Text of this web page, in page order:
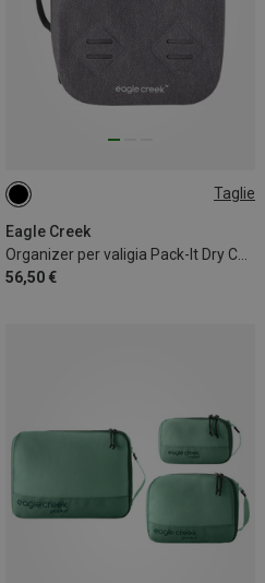
Taglie
Eagle Creek
56,50 €
3L